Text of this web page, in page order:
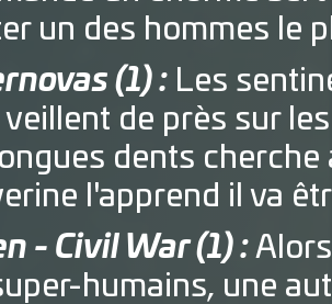
un des hommes le
(1) : Les
de près sur
dents cherche
l'apprend il va
- Civil War (1) :
humains, une